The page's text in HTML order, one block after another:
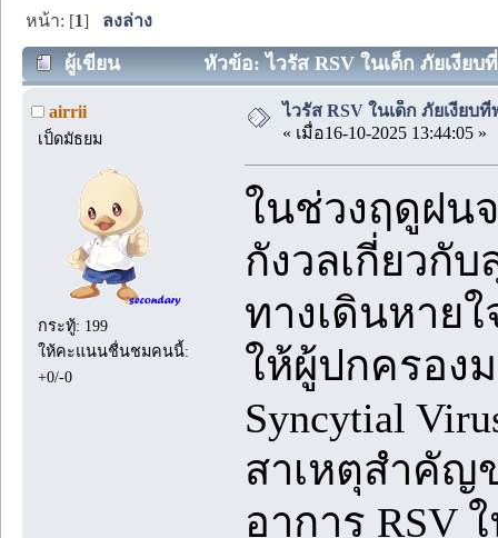
หน้า: [1] ลงล่าง
ผู้เขียน หัวข้อ: ไวรัส RSV ในเด็ก ภัยเงียบ
airrii
เป็ดมัธยม
กระทู้: 199
ให้คะแนนชื่นชมคนนี้:
+0/-0
ไวรัส RSV ในเด็ก ภัยเงียบ
« เมื่อ16-10-2025 13:44:05 »
ในช่วงฤดูฝน
กังวลเกี่ยวกั
ทางเดินหาย
ให้ผู้ปกครอง
Syncytial
สาเหตุสำคัญ
อาการ RSV